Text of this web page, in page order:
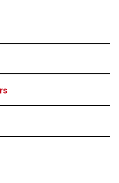
Engineers Salzgitter
Water & Electric